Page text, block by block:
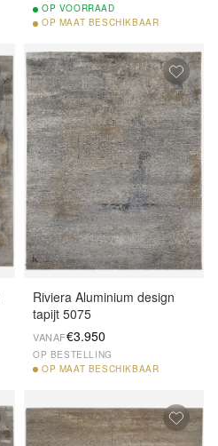
OP VOORRAAD
OP MAAT BESCHIKBAAR
Riviera Aluminium design
tapijt 5075
VANAF€3.950
OP BESTELLING
OP MAAT BESCHIKBAAR